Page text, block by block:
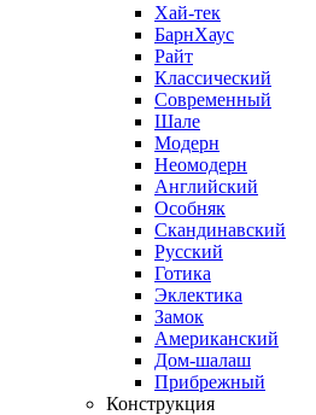
Хай-тек
БарнХаус
Райт
Классический
Современный
Шале
Модерн
Неомодерн
Английский
Особняк
Скандинавский
Русский
Готика
Эклектика
Замок
Американский
Дом-шалаш
Прибрежный
Конструкция